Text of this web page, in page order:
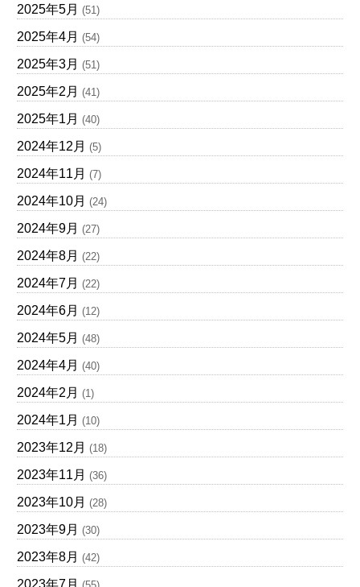
2025年5月 (51)
2025年4月 (54)
2025年3月 (51)
2025年2月 (41)
2025年1月 (40)
2024年12月 (5)
2024年11月 (7)
2024年10月 (24)
2024年9月 (27)
2024年8月 (22)
2024年7月 (22)
2024年6月 (12)
2024年5月 (48)
2024年4月 (40)
2024年2月 (1)
2024年1月 (10)
2023年12月 (18)
2023年11月 (36)
2023年10月 (28)
2023年9月 (30)
2023年8月 (42)
2023年7月